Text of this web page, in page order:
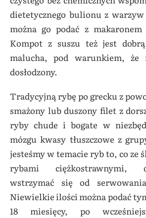
dietetycznego bulionu z warzyw
można go podać z
Kompot z suszu też jest
malucha, pod warunkiem, że
dosłodzony.
Tradycyjną rybę po grecku z
smażony lub duszony filet z
ryby chude i bogate w
mózgu kwasy tłuszczowe z
jesteśmy w temacie ryb to, co ze
rybami ciężkostrawnymi,
wstrzymać się od
Niewielkie ilości można podać
18 miesięcy, po